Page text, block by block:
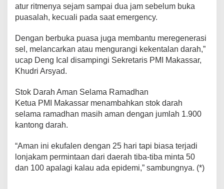
atur ritmenya sejam sampai dua jam sebelum buka
puasalah, kecuali pada saat emergency.
Dengan berbuka puasa juga membantu meregenerasi
sel, melancarkan atau mengurangi kekentalan darah,”
ucap Deng Ical disampingi Sekretaris PMI Makassar,
Khudri Arsyad.
Stok Darah Aman Selama Ramadhan
Ketua PMI Makassar menambahkan stok darah
selama ramadhan masih aman dengan jumlah 1.900
kantong darah.
“Aman ini ekufalen dengan 25 hari tapi biasa terjadi
lonjakam permintaan dari daerah tiba-tiba minta 50
dan 100 apalagi kalau ada epidemi,” sambungnya. (*)